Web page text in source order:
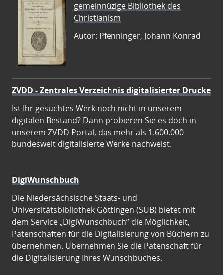
gemeinnüzige Bibliothek des
Christianism
Autor: Pfenninger, Johann Konrad
ZVDD - Zentrales Verzeichnis digitalisierter Drucke
Ist Ihr gesuchtes Werk noch nicht in unserem
digitalen Bestand? Dann probieren Sie es doch in
unserem ZVDD Portal, das mehr als 1.600.000
bundesweit digitalisierte Werke nachweist.
DigiWunschbuch
Die Niedersächsische Staats- und
Universitätsbibliothek Göttingen (SUB) bietet mit
dem Service „DigiWunschbuch” die Möglichkeit,
Patenschaften für die Digitalisierung von Büchern zu
übernehmen. Übernehmen Sie die Patenschaft für
die Digitalisierung Ihres Wunschbuches.